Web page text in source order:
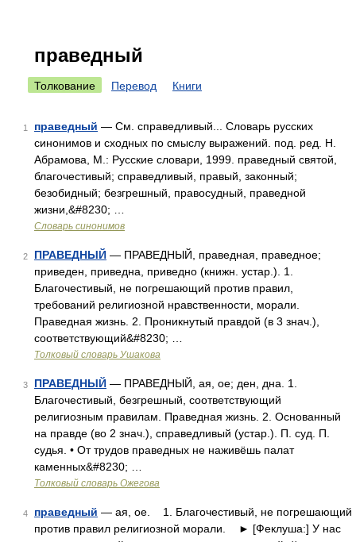
праведный
Толкование Перевод Книги
1 праведный — См. справедливый... Словарь русских
синонимов и сходных по смыслу выражений. под. ред. Н.
Абрамова, М.: Русские словари, 1999. праведный святой,
благочестивый; справедливый, правый, законный;
безобидный; безгрешный, правосудный, праведной
жизни,&#8230; …
Словарь синонимов
2 ПРАВЕДНЫЙ — ПРАВЕДНЫЙ, праведная, праведное;
приведен, приведна, приведно (книжн. устар.). 1.
Благочестивый, не погрешающий против правил,
требований религиозной нравственности, морали.
Праведная жизнь. 2. Проникнутый правдой (в 3 знач.),
соответствующий&#8230; …
Толковый словарь Ушакова
3 ПРАВЕДНЫЙ — ПРАВЕДНЫЙ, ая, ое; ден, дна. 1.
Благочестивый, безгрешный, соответствующий
религиозным правилам. Праведная жизнь. 2. Основанный
на правде (во 2 знач.), справедливый (устар.). П. суд. П.
судья. • От трудов праведных не наживёшь палат
каменных&#8230; …
Толковый словарь Ожегова
4 праведный — ая, ое. 1. Благочестивый, не погрешающий
против правил религиозной морали. ► [Феклуша:] У нас